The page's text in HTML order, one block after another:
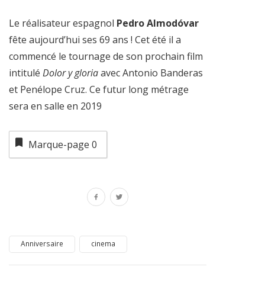
Le réalisateur espagnol Pedro Almodóvar
fête aujourd’hui ses 69 ans ! Cet été il a
commencé le tournage de son prochain film
intitulé Dolor y gloriaavec Antonio Banderas
et Penélope Cruz. Ce futur long métrage
sera en salle en 2019
Marque-page 0
Anniversaire cinema